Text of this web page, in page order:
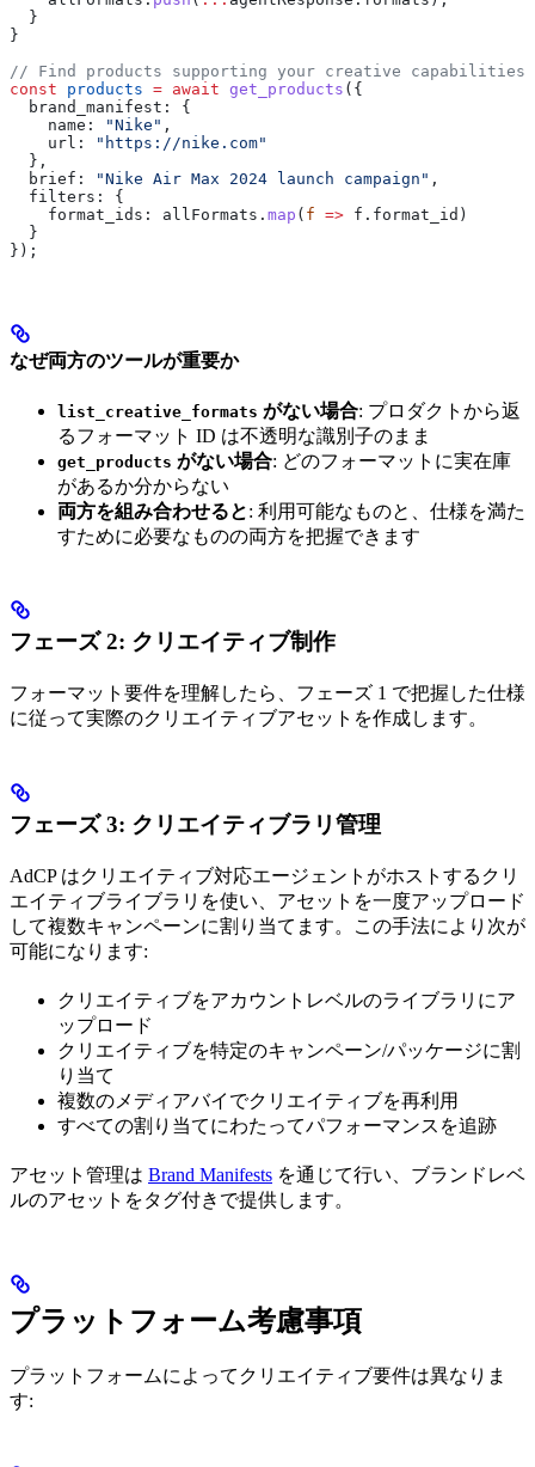
  }
}
// Find products supporting your creative capabilities
const products = await get_products ({
  brand_manifest:
{
    name:
"Nike" ,
    url:
"https://nike.com"
  },
  brief:
"Nike Air Max 2024 launch campaign" ,
  filters:
{
    format_ids:
allFormats . map ( f => f . format_id )
  }
});
なぜ両方のツールが重要か
list_creative_formats がない場合: プロダクトから返
るフォーマット ID は不透明な識別子のまま
get_products がない場合: どのフォーマットに実在庫
があるか分からない
両方を組み合わせると: 利用可能なものと、仕様を満た
すために必要なものの両方を把握できます
フェーズ 2: クリエイティブ制作
フォーマット要件を理解したら、フェーズ 1 で把握した仕様
に従って実際のクリエイティブアセットを作成します。
フェーズ 3: クリエイティブラリ管理
AdCP はクリエイティブ対応エージェントがホストするクリ
エイティブライブラリを使い、アセットを一度アップロード
して複数キャンペーンに割り当てます。この手法により次が
可能になります:
クリエイティブをアカウントレベルのライブラリにア
ップロード
クリエイティブを特定のキャンペーン/パッケージに割
り当て
複数のメディアバイでクリエイティブを再利用
すべての割り当てにわたってパフォーマンスを追跡
アセット管理は Brand Manifests を通じて行い、ブランドレベ
ルのアセットをタグ付きで提供します。
プラットフォーム考慮事項
プラットフォームによってクリエイティブ要件は異なりま
す: